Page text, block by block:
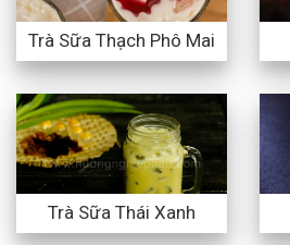
Trà Sữa Thạch Phô Mai
Trà Sữa Thái Xanh